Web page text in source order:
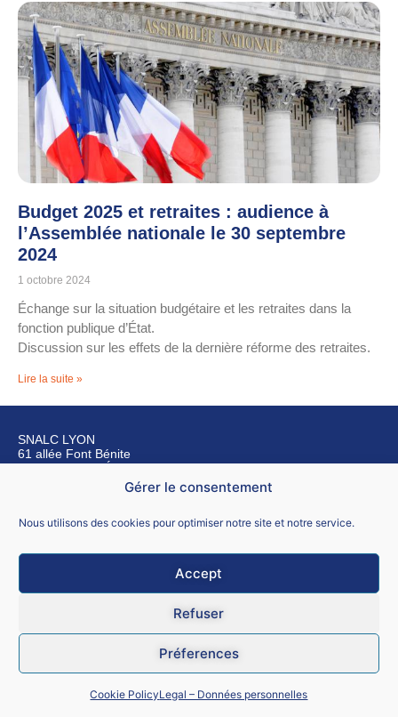
Gérer le consentement
Nous utilisons des cookies pour optimiser notre site et notre service.
Accept
Refuser
Préferences
Cookie PolicyLegal – Données personnelles
Budget 2025 et retraites : audience à
l’Assemblée nationale le 30 septembre
2024
1 octobre 2024
Échange sur la situation budgétaire et les retraites dans la
fonction publique d’État.
Discussion sur les effets de la dernière réforme des retraites.
Lire la suite »
SNALC LYON
61 allée Font Bénite
42155 SAINT LÉGER SUR ROANNE
CGU